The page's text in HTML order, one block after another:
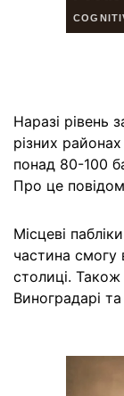
Наразі рівень
різних
понад 80-100
Про це
Місцеві
частина смогу
столиці.
Виноградарі